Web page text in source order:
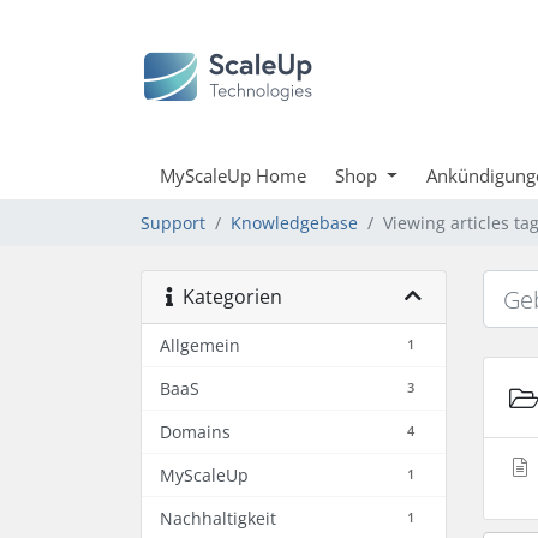
MyScaleUp Home Shop
Support Knowledgebase Viewing articles
Kategorien
1
Allgemein
3
BaaS
4
Domains
1
MyScaleUp
1
Nachhaltigkeit